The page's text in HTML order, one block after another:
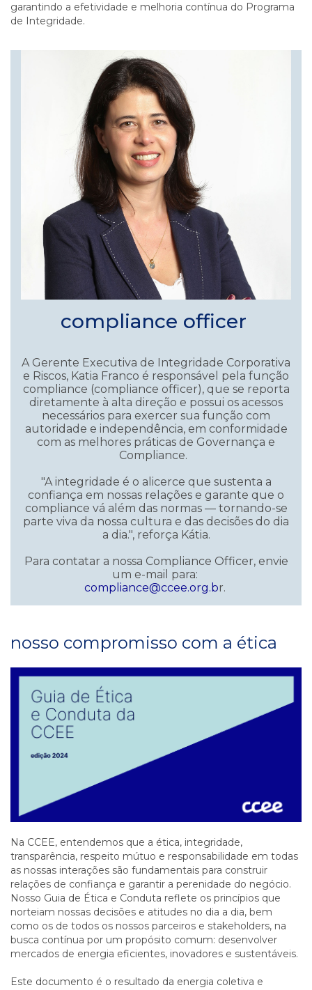
garantindo a efetividade e melhoria contínua do Programa
de Integridade.
compliance officer
A Gerente Executiva de Integridade Corporativa
e Riscos, Katia Franco é responsável pela função
compliance (compliance officer), que se reporta
diretamente à alta direção e possui os acessos
necessários para exercer sua função com
autoridade e independência, em conformidade
com as melhores práticas de Governança e
Compliance.
"A integridade é o alicerce que sustenta a
confiança em nossas relações e garante que o
compliance vá além das normas — tornando-se
parte viva da nossa cultura e das decisões do dia
a dia.", reforça Kátia.
Para contatar a nossa Compliance Officer, envie
um e-mail para:
compliance@ccee.org.br.
nosso compromisso com a ética
Na CCEE, entendemos que a ética, integridade,
transparência, respeito mútuo e responsabilidade em todas
as nossas interações são fundamentais para construir
relações de confiança e garantir a perenidade do negócio.
Nosso Guia de Ética e Conduta reflete os princípios que
norteiam nossas decisões e atitudes no dia a dia, bem
como os de todos os nossos parceiros e stakeholders, na
busca contínua por um propósito comum: desenvolver
mercados de energia eficientes, inovadores e sustentáveis.
Este documento é o resultado da energia coletiva e